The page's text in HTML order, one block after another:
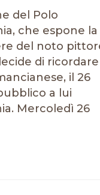
del Polo
che espone la
del noto
di ricordare
il 26
a lui
Mercoledì 26